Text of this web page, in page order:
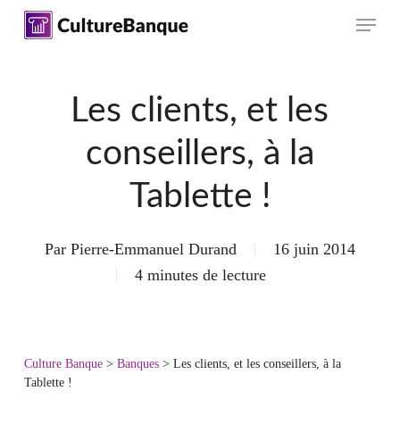
Skip
Menu
Les clients, et les
conseillers, à la
Tablette !
Par Pierre-Emmanuel Durand
16 juin 2014
4 minutes de lecture
Culture Banque> Banques> Les clients, et les conseillers, à la
Tablette !